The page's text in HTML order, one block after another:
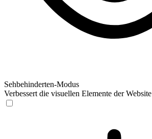
Sehbehinderten-Modus
Verbessert die visuellen Elemente der Website